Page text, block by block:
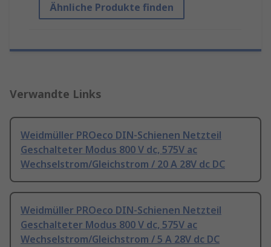
Ähnliche Produkte finden
Verwandte Links
Weidmüller PROeco DIN-Schienen Netzteil
Geschalteter Modus 800 V dc, 575V ac
Wechselstrom/Gleichstrom / 20 A 28V dc DC
Weidmüller PROeco DIN-Schienen Netzteil
Geschalteter Modus 800 V dc, 575V ac
Wechselstrom/Gleichstrom / 5 A 28V dc DC